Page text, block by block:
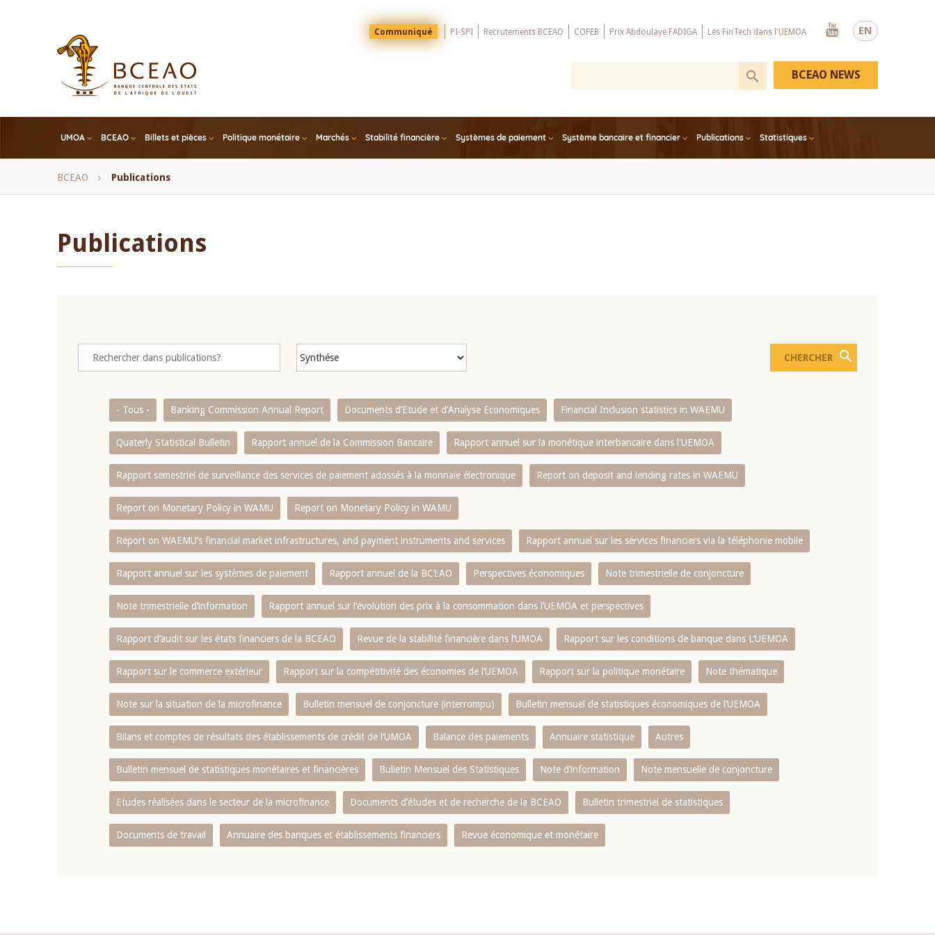
EN
Menu
Top
Communiqué PI-SPI Recrutements BCEAO COFEB Prix Abdoulaye FADIGA Les FinTech dans l'UEMOA
Youtube
UMOA BCEAO Billets et pièces Politique monétaire Marchés Stabilité financière Systèmes de paiement Système bancaire et financier Publications Statistiques
BCEAO NEWS
Fil
BCEAO Publications
Publications
- Tous - Banking Commission Annual Report Documents d’Etude et d’Analyse Economiques Financial Inclusion statistics in WAEMU
Quaterly Statistical Bulletin Rapport annuel de la Commission Bancaire Rapport annuel sur la monétique interbancaire dans l'UEMOA
Rapport semestriel de surveillance des services de paiement adossés à la monnaie électronique Report on deposit and lending rates in WAEMU
Report on Monetary Policy in WAMU Report on Monetary Policy in WAMU
Report on WAEMU’s financial market infrastructures, and payment instruments and services Rapport annuel sur les services financiers via la téléphonie mobile
Rapport annuel sur les systèmes de paiement Rapport annuel de la BCEAO Perspectives économiques Note trimestrielle de conjoncture
Note trimestrielle d‘information Rapport annuel sur l‘évolution des prix à la consommation dans l‘UEMOA et perspectives
Rapport d‘audit sur les états financiers de la BCEAO Revue de la stabilité financière dans l‘UMOA Rapport sur les conditions de banque dans L‘UEMOA
Rapport sur le commerce extérieur Rapport sur la compétitivité des économies de l‘UEMOA Rapport sur la politique monétaire Note thématique
Note sur la situation de la microfinance Bulletin mensuel de conjoncture (interrompu) Bulletin mensuel de statistiques économiques de l‘UEMOA
Bilans et comptes de résultats des établissements de crédit de l‘UMOA Balance des paiements Annuaire statistique Autres
Bulletin mensuel de statistiques monétaires et financières Bulletin Mensuel des Statistiques Note d’information Note mensuelle de conjoncture
Etudes réalisées dans le secteur de la microfinance Documents d’études et de recherche de la BCEAO Bulletin trimestriel de statistiques
Documents de travail Annuaire des banques et établissements financiers Revue économique et monétaire